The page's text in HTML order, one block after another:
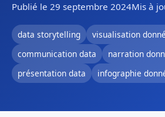
Publié le 29 septembre 2024Mis à
data storytelling visualisation
communication data
narration
présentation data
infographie